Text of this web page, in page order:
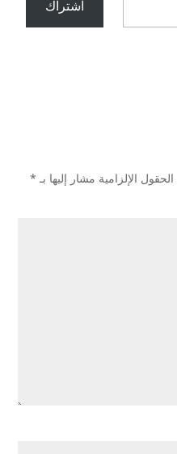
اشتراك
الحقول الإلزامية مشار إليها بـ *